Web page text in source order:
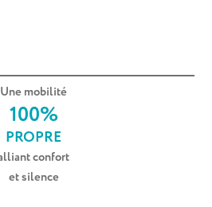
Une mobilité
100%
PROPRE
confort
et silence